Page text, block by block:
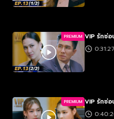
PREMIUM VIP รักซ่อ
PREMIUM VIP รักซ่อ